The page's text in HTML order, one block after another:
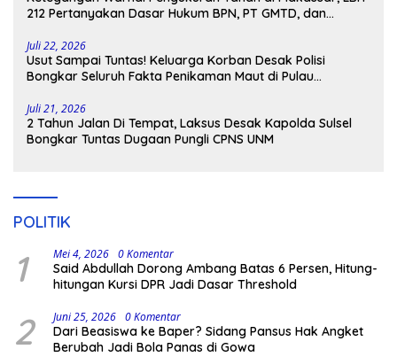
212 Pertanyakan Dasar Hukum BPN, PT GMTD, dan
Juli 22, 2026
Usut Sampai Tuntas! Keluarga Korban Desak Polisi
Bongkar Seluruh Fakta Penikaman Maut di Pulau
Juli 21, 2026
2 Tahun Jalan Di Tempat, Laksus Desak Kapolda Sulsel
Bongkar Tuntas Dugaan Pungli CPNS UNM
POLITIK
1 Mei 4, 2026 0 Komentar
Said Abdullah Dorong Ambang Batas 6 Persen, Hitung-
hitungan Kursi DPR Jadi Dasar Threshold
2 Juni 25, 2026 0 Komentar
Dari Beasiswa ke Baper? Sidang Pansus Hak Angket
Berubah Jadi Bola Panas di Gowa